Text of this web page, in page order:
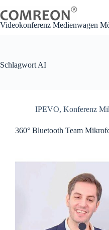
Inhalt
springen
Videokonferenz Medienwagen
Schlagwort AI
IPEVO, Konferenz
360° Bluetooth Team